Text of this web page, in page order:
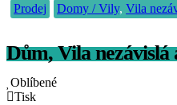
Prodej Domy / Vily,Vila
Dům, Vila nezávislá
Oblíbené
Tisk